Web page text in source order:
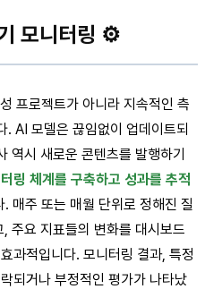
모니터링 ⚙️
프로젝트가 아니라 지속적인 측
AI 모델은 끊임없이 업데이트되
역시 새로운 콘텐츠를 발행하기
링 체계를 구축하고 성과를 추적
매주 또는 매월 단위로 정해진 질
주요 지표들의 변화를 대시보드
과적입니다. 모니터링 결과, 특정
되거나 부정적인 평가가 나타났